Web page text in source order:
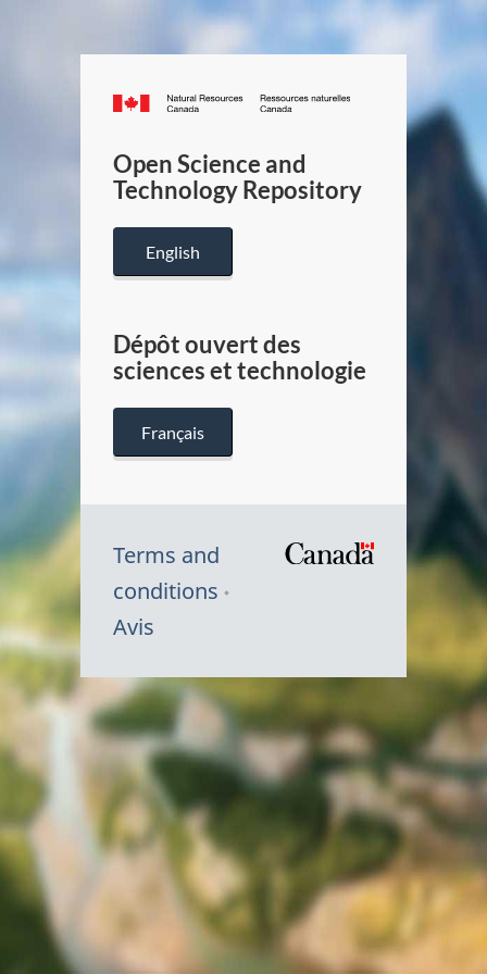
Canada.ca
/
Canada
Open Science and
Technology Repository
English
Dépôt ouvert des
sciences et technologie
Français
Terms and
conditions
Avis
Canada